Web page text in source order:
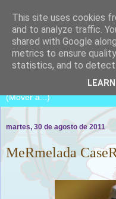
COCINA
martes, 30 de agosto de 2011
MeRmelada
This site uses cookies
and to analyze traffic.
shared with Google
metrics to ensure
statistics, and to detect